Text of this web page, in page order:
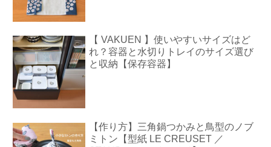
【 VAKUEN 】使いやすいサイズはど
れ？容器と水切りトレイのサイズ選び
と収納【保存容器】
【作り方】三角鍋つかみと鳥型のノブ
ミトン【型紙 LE CREUSET ／